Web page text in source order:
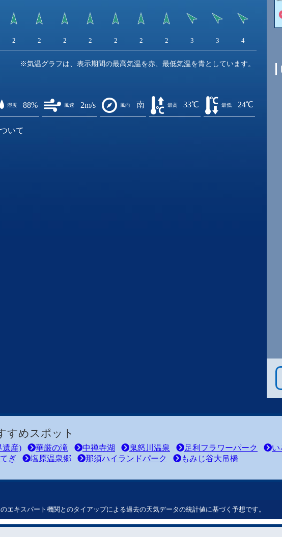
2 2 2 2 2 2 2 3 3 4
※気温グラフは、表示期間の最高気温を赤、最低気温を青としています。
湿度 88% 風速 2m/s 風向 南 最高 33℃ 最低 24℃
いて
すめスポット
遺産) 華厳の滝 中禅寺湖 鬼怒川温泉 足利フラワーパーク
い
ぎ
塩原温泉郷 那須ハイランドパーク もみじ谷大吊橋
エキスパート機関とのタイアップによる過去の天気データの統計値に基づく予想です。